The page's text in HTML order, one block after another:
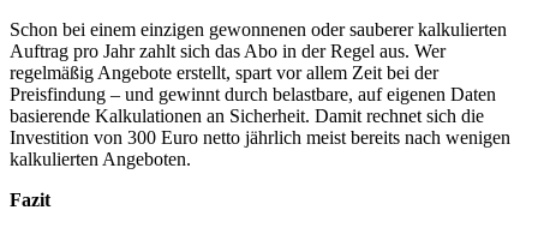
Schon bei einem einzigen gewonnenen oder sauberer kalkulierten
Auftrag pro Jahr zahlt sich das Abo in der Regel aus. Wer
regelmäßig Angebote erstellt, spart vor allem Zeit bei der
Preisfindung – und gewinnt durch belastbare, auf eigenen Daten
basierende Kalkulationen an Sicherheit. Damit rechnet sich die
Investition von 300 Euro netto jährlich meist bereits nach wenigen
kalkulierten Angeboten.
Fazit